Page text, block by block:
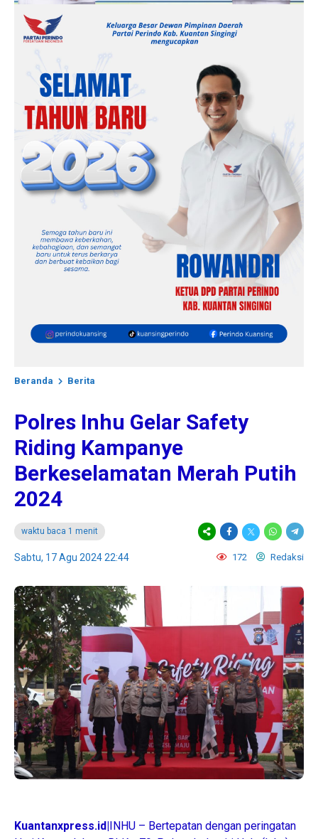
Beranda Berita
Polres Inhu Gelar Safety
Riding Kampanye
Berkeselamatan Merah Putih
2024
waktu baca 1 menit
Sabtu, 17 Agu 2024 22:44 172 Redaksi
Kuantanxpress.id|INHU – Bertepatan dengan peringatan